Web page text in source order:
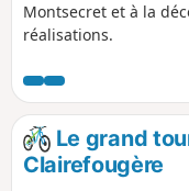
Montsecret et à la
réalisations.
Le grand
Clairefougère